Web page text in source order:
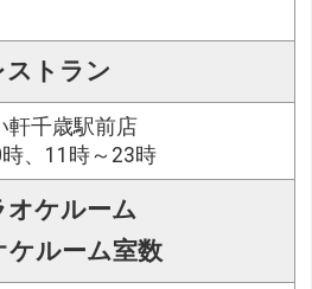
ストラン
軒千歳駅前店
、11時～23時
オケルーム
ケルーム室数